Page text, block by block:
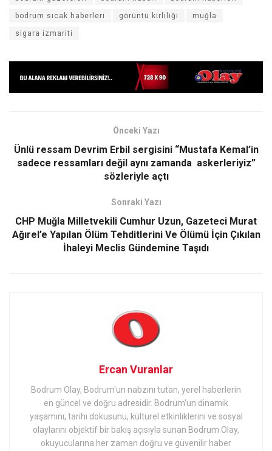
bodrum sıcak haberleri görüntü kirliliği muğla
sigara izmariti
Önceki Yazı
Ünlü ressam Devrim Erbil sergisini “Mustafa Kemal’in
sadece ressamları değil aynı zamanda askerleriyiz”
sözleriyle açtı
Sonraki Yazı
CHP Muğla Milletvekili Cumhur Uzun, Gazeteci Murat
Ağırel’e Yapılan Ölüm Tehditlerini Ve Ölümü İçin Çıkılan
İhaleyi Meclis Gündemine Taşıdı
Ercan Vuranlar
Bodrum Olay, Bodrum'un nabzını tutan, yerel haberlerin
en güncel ve doğru adresidir. Bodrum'un dinamik
yaşamını, tarihi dokusunu, kültürel etkinliklerini ve sosyal
olaylarını objektif bir bakış açısıyla sunan Bodrum Olay,
okuyucularına her zaman doğru ve güvenilir haber